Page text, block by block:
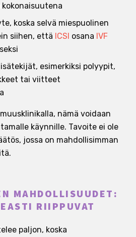
koska selvä miespuolinen
siihen, että ICSI osana IVF
esimerkiksi polyypit,
tai viitteet
nämä voidaan
käynnille. Tavoite ei ole
jossa on mahdollisimman
MAHDOLLISUUDET:
RIIPPUVAT
paljon, koska